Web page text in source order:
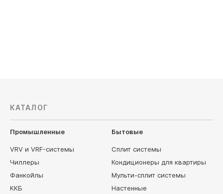
КАТАЛОГ
Промышленные
VRV и VRF-системы
Чиллеры
Фанкойлы
ККБ
Бытовые
Сплит системы
Кондиционеры для квартиры
Мульти-сплит системы
Настенные